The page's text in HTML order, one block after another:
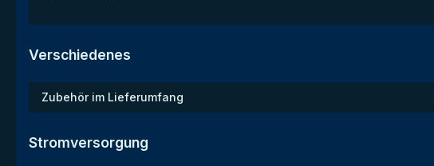
Verschiedenes
Zubehör im Lieferumfang
Stromversorgung